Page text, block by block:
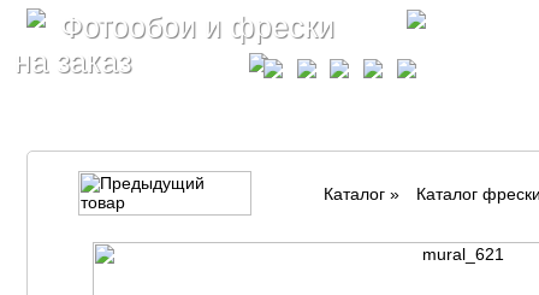
Фотообои и фрески
на заказ
Каталог» Каталог